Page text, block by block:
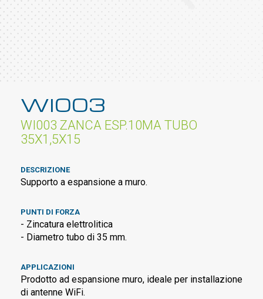
WI003
WI003 ZANCA ESP.10MA TUBO
35X1,5X15
DESCRIZIONE
Supporto a espansione a muro.
PUNTI DI FORZA
- Zincatura elettrolitica
- Diametro tubo di 35 mm.
APPLICAZIONI
Prodotto ad espansione muro, ideale per installazione
di antenne WiFi.